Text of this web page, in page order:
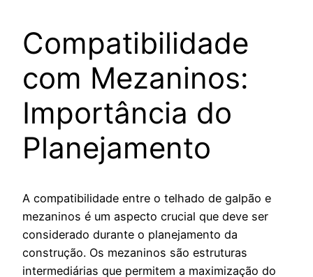
Compatibilidade
com Mezaninos:
Importância do
Planejamento
A compatibilidade entre o telhado de galpão e
mezaninos é um aspecto crucial que deve ser
considerado durante o planejamento da
construção. Os mezaninos são estruturas
intermediárias que permitem a maximização do